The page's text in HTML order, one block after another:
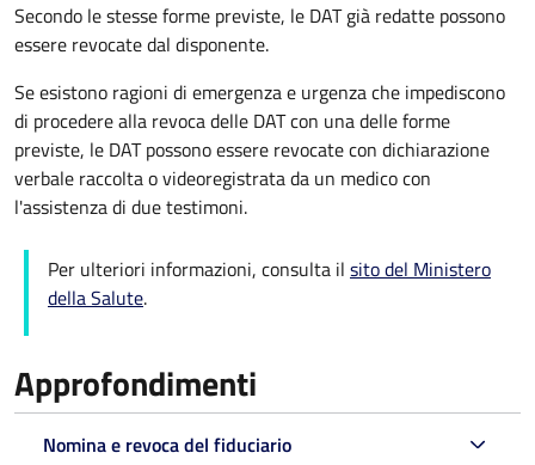
Secondo le stesse forme previste, le DAT già redatte possono
essere revocate dal disponente.
Se esistono ragioni di emergenza e urgenza che impediscono
di procedere alla revoca delle DAT con una delle forme
previste, le DAT possono essere revocate con dichiarazione
verbale raccolta o videoregistrata da un medico con
l'assistenza di due testimoni.
Per ulteriori informazioni, consulta il sito del Ministero
della Salute.
Approfondimenti
Nomina e revoca del fiduciario